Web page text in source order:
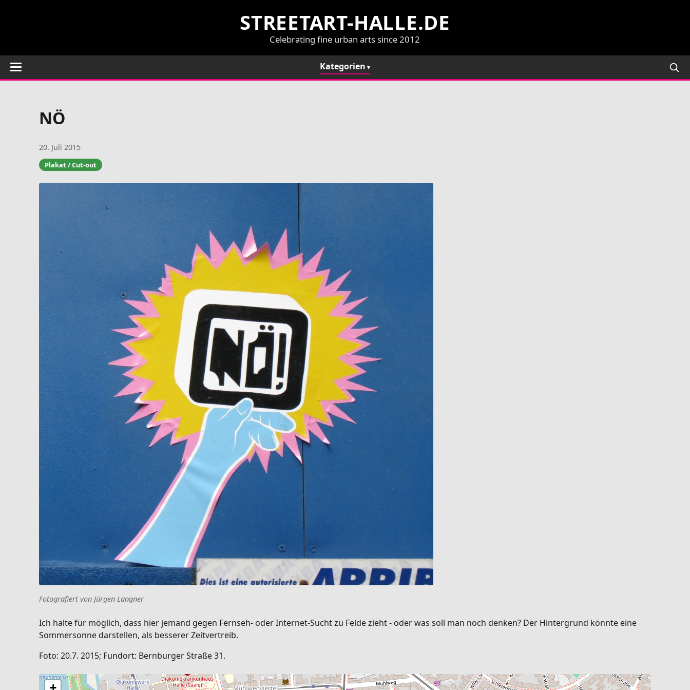
STREETART-HALLE.DE
Celebrating fine urban arts since 2012
Kategorien
NÖ
20. Juli 2015
Plakat / Cut-out
Fotografiert von Jürgen Langner
Ich halte für möglich, dass hier jemand gegen Fernseh- oder Internet-Sucht zu Felde zieht - oder was soll man noch denken? Der Hintergrund könnte eine
Sommersonne darstellen, als besserer Zeitvertreib.
Foto: 20.7. 2015; Fundort: Bernburger Straße 31.